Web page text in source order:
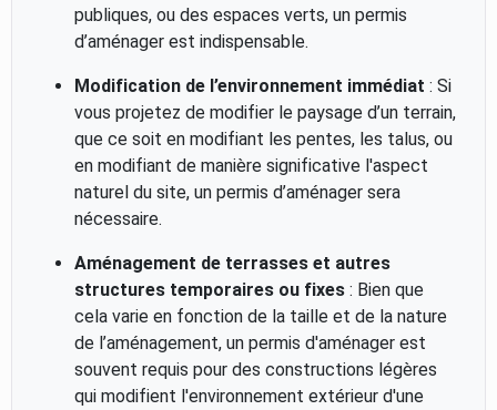
publiques, ou des espaces verts, un permis
d’aménager est indispensable.
Modification de l’environnement immédiat : Si
vous projetez de modifier le paysage d’un terrain,
que ce soit en modifiant les pentes, les talus, ou
en modifiant de manière significative l'aspect
naturel du site, un permis d’aménager sera
nécessaire.
Aménagement de terrasses et autres
structures temporaires ou fixes: Bien que
cela varie en fonction de la taille et de la nature
de l’aménagement, un permis d'aménager est
souvent requis pour des constructions légères
qui modifient l'environnement extérieur d'une